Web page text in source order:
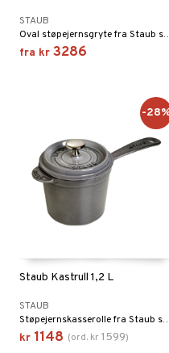
STAUB
Oval støpejernsgryte
fra kr 3286
Staub Kastrull 1,2 L
STAUB
Støpejernskasserolle fra Staub som er
kr 1148 (ord. kr 1599)
-